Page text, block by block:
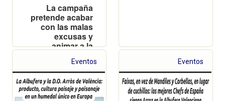
La campaña
pretende acabar
con las malas
excusas y
animar a la
más paellas
Eventos Eventos